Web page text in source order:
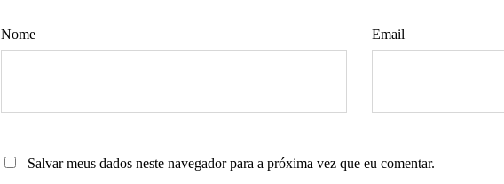
Nome Email
Salvar meus dados neste navegador para a próxima vez que eu comentar.